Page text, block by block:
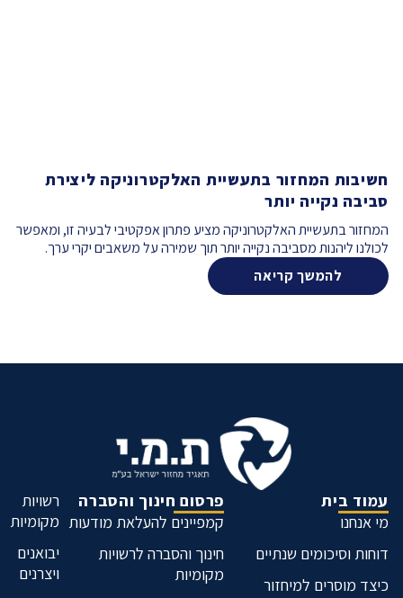
חשיבות המחזור בתעשיית האלקטרוניקה ליצירת
סביבה נקייה יותר
המחזור בתעשיית האלקטרוניקה מציע פתרון אפקטיבי לבעיה זו, ומאפשר
לכולנו ליהנות מסביבה נקייה יותר תוך שמירה על משאבים יקרי ערך.
להמשך קריאה
עמוד בית
מי אנחנו
דוחות וסיכומים שנתיים
כיצד מוסרים למיחזור
פרסום חינוך והסברה
קמפיינים להעלאת מודעות
חינוך והסברה לרשויות
מקומיות
רשויות
מקומיות
יבואנים
ויצרנים